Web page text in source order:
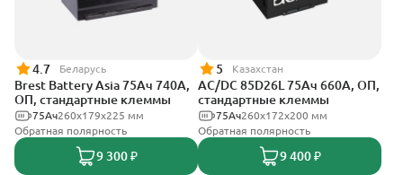
4.7 Беларусь
Brest Battery Asia 75Ач 740А,
ОП, стандартные клеммы
260х179х225 мм
75Ач
Обратная полярность
9 300 ₽
5 Казахстан
AC/DC 85D26L 75Ач 660А, ОП,
стандартные клеммы
260x172x200 мм
75Ач
Обратная полярность
9 400 ₽